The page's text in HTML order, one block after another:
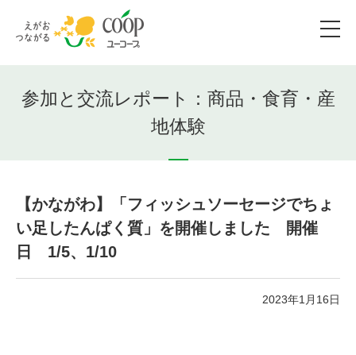
参加と交流レポート：商品・食育・産
地体験
【かながわ】「フィッシュソーセージでちょ
い足したんぱく質」を開催しました 開催
日 1/5、1/10
2023年1月16日